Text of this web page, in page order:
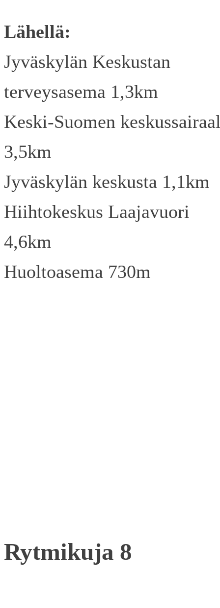
Lähellä:
Jyväskylän Keskustan
terveysasema 1,3km
Keski-Suomen
3,5km
Jyväskylän keskusta 1,1km
Hiihtokeskus Laajavuori
4,6km
Huoltoasema 730m
Rytmikuja 8